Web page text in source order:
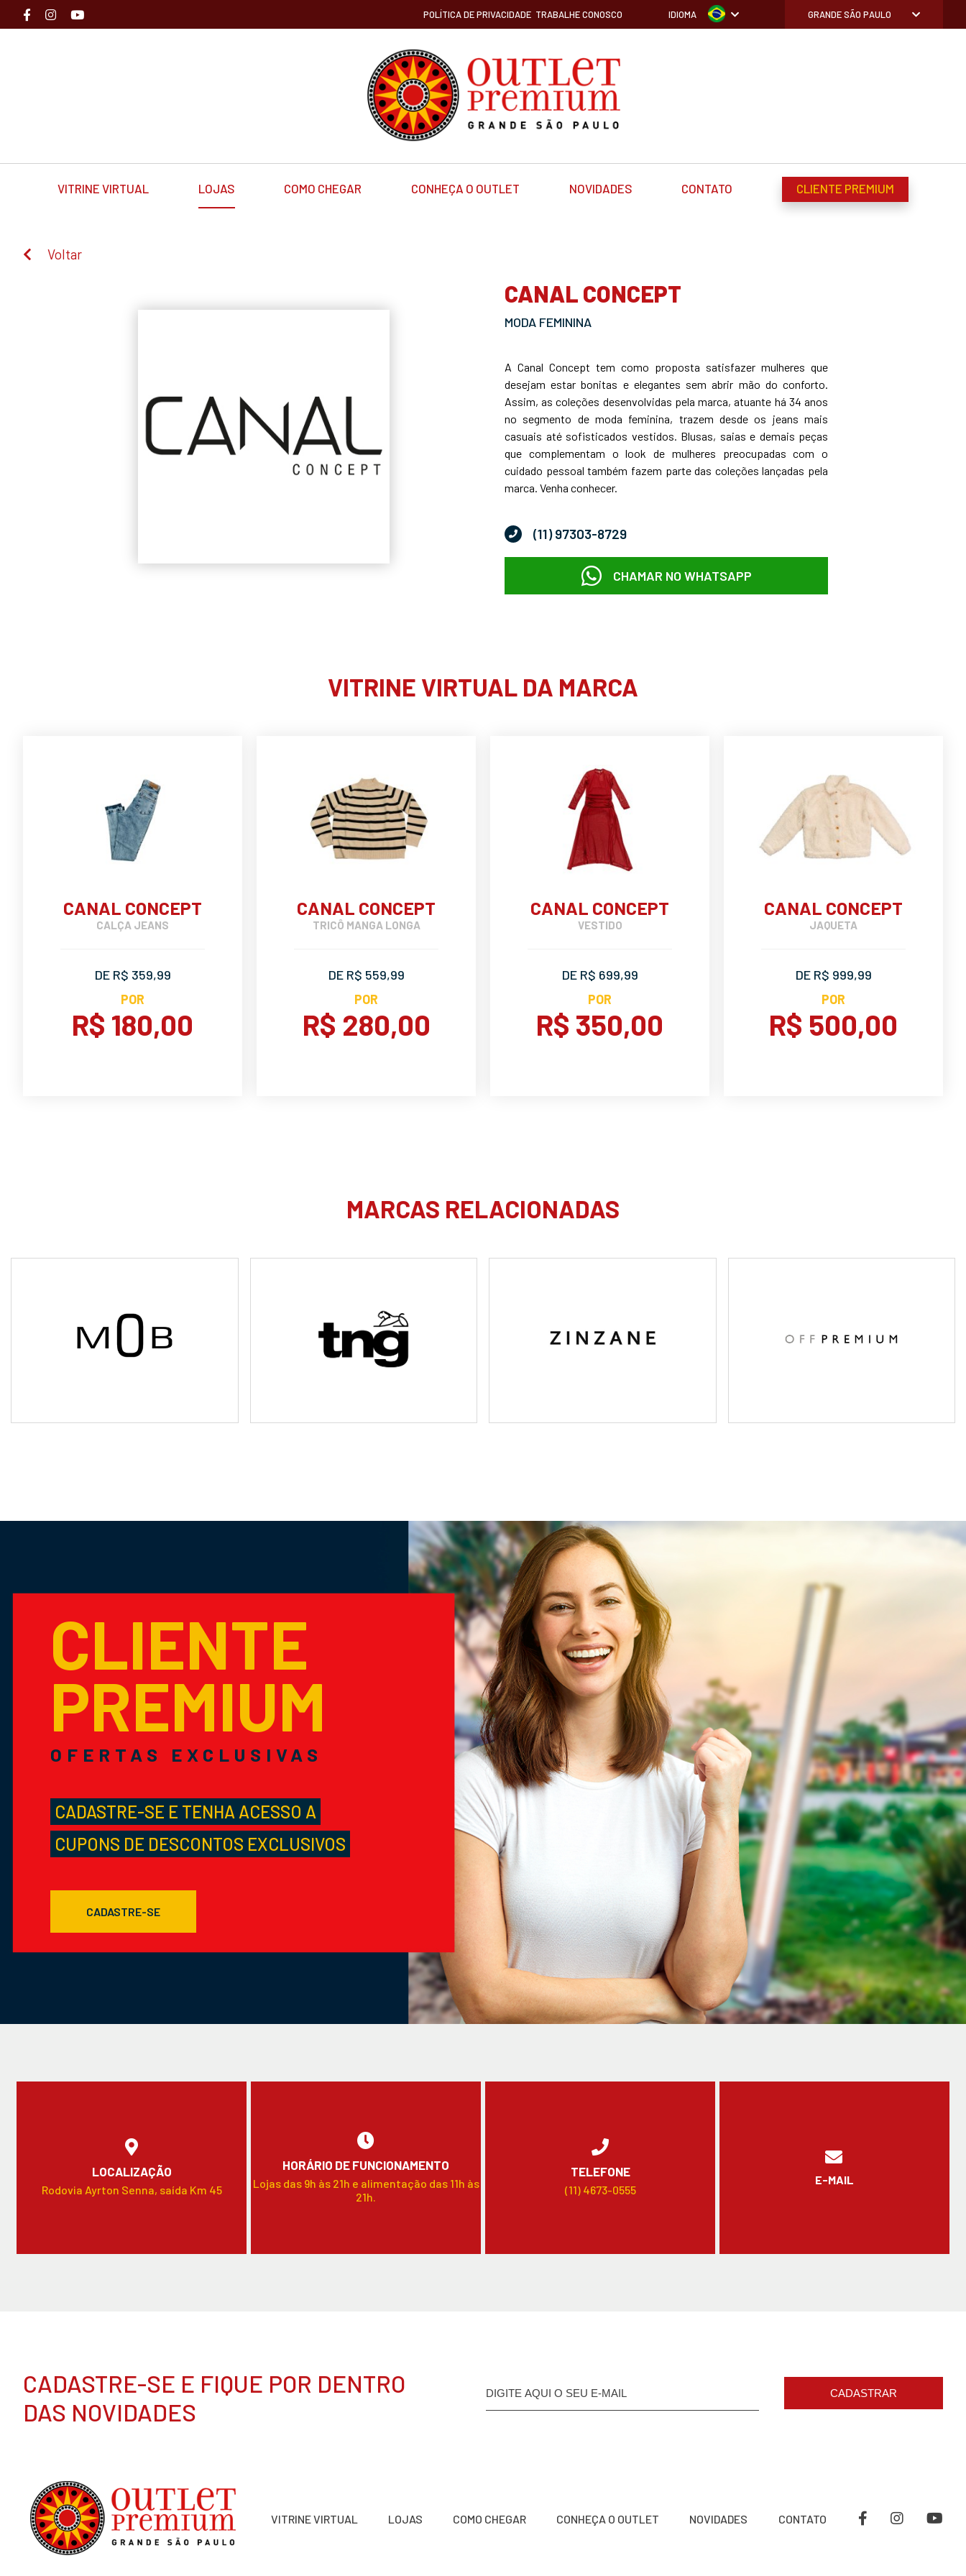
POLÍTICA DE PRIVACIDADE TRABALHE CONOSCO IDIOMA GRANDE SÃO PAULO
VITRINE VIRTUAL LOJAS COMO CHEGAR CONHEÇA O OUTLET NOVIDADES CONTATO CLIENTE PREMIUM
Voltar
CANAL CONCEPT
MODA FEMININA
A Canal Concept tem como proposta satisfazer mulheres que
desejam estar bonitas e elegantes sem abrir mão do conforto.
Assim, as coleções desenvolvidas pela marca, atuante há 34 anos
no segmento de moda feminina, trazem desde os jeans mais
casuais até sofisticados vestidos. Blusas, saias e demais peças
que complementam o look de mulheres preocupadas com o
cuidado pessoal também fazem parte das coleções lançadas pela
marca. Venha conhecer.
(11) 97303-8729
CHAMAR NO WHATSAPP
VITRINE VIRTUAL DA MARCA
CANAL CONCEPT
CALÇA JEANS
DE R$ 359,99
POR
R$ 180,00
CANAL CONCEPT
TRICÔ MANGA LONGA
DE R$ 559,99
POR
R$ 280,00
CANAL CONCEPT
VESTIDO
DE R$ 699,99
POR
R$ 350,00
CANAL CONCEPT
JAQUETA
DE R$ 999,99
POR
R$ 500,00
MARCAS RELACIONADAS
CLIENTE
PREMIUM
OFERTAS EXCLUSIVAS
CADASTRE-SE E TENHA ACESSO A
CUPONS DE DESCONTOS EXCLUSIVOS
CADASTRE-SE
LOCALIZAÇÃO
Rodovia Ayrton Senna, saída Km 45
HORÁRIO DE FUNCIONAMENTO
Lojas das 9h às 21h e alimentação das 11h às
21h.
TELEFONE
(11) 4673-0555
E-MAIL
CADASTRE-SE E FIQUE POR DENTRO
DAS NOVIDADES
CADASTRAR
VITRINE VIRTUAL LOJAS COMO CHEGAR CONHEÇA O OUTLET NOVIDADES CONTATO